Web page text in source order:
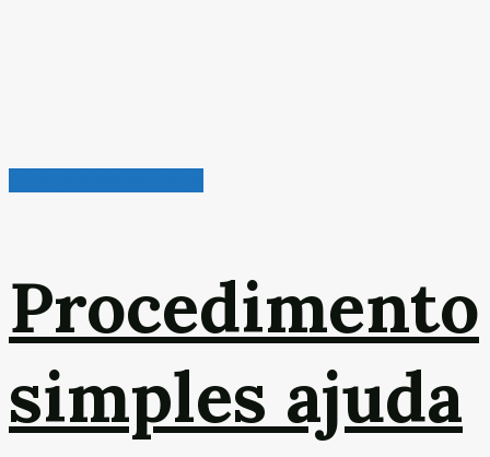
Procedimento
simples ajuda